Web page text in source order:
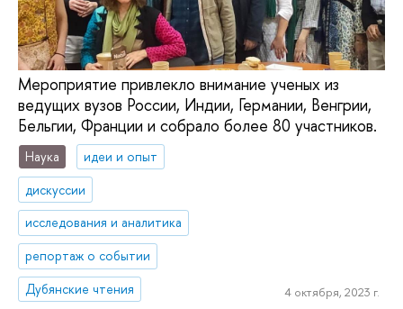
Мероприятие привлекло внимание ученых из
ведущих вузов России, Индии, Германии, Венгрии,
Бельгии, Франции и собрало более 80 участников.
Наука
идеи и опыт
дискуссии
исследования и аналитика
репортаж о событии
Дубянские чтения
4 октября, 2023 г.